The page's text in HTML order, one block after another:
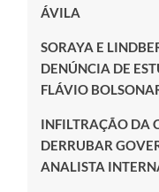
ÁVILA
SORAYA E
DENÚNCIA DE
FLÁVIO
INFILTRAÇÃO DA
DERRUBAR
ANALISTA